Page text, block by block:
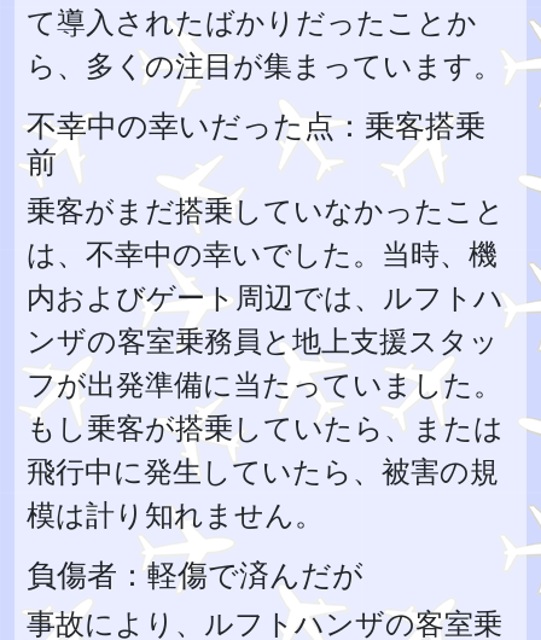
て導入されたばかりだったことか
ら、多くの注目が集まっています。
不幸中の幸いだった点：乗客搭乗
前
乗客がまだ搭乗していなかったこと
は、不幸中の幸いでした。当時、機
内およびゲート周辺では、ルフトハ
ンザの客室乗務員と地上支援スタッ
フが出発準備に当たっていました。
もし乗客が搭乗していたら、または
飛行中に発生していたら、被害の規
模は計り知れません。
負傷者：軽傷で済んだが
事故により、ルフトハンザの客室乗